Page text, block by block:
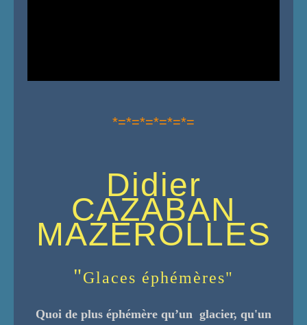
*=*=*=*=*=*=
Didier
CAZABAN
MAZEROLLES
"Glaces éphémères"
Quoi de plus éphémère qu’un glacier, qu'un